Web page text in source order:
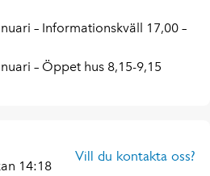
– Informationskväll 17,00 –
– Öppet hus 8,15-9,15
14:18
Vill du kontakta oss?